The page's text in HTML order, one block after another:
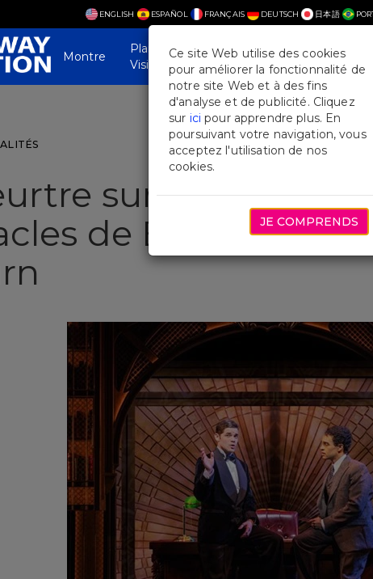
ENGLISH ESPAÑOL FRANÇAIS DEUTSCH 日本語
Montre
Plan Your
Visit
Actualités et
fonctionnalités
sur la Piste de
de Broadway
Ce site Web utilise des cookies
pour améliorer la fonctionnalité de
notre site Web et à des fins
d'analyse et de publicité. Cliquez
sur ici pour apprendre plus. En
poursuivant votre navigation, vous
acceptez l'utilisation de nos
cookies.
JE COMPRENDS